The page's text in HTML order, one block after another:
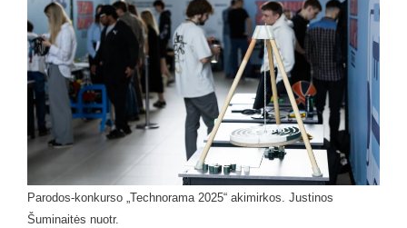
Parodos-konkurso „Technorama 2025“ akimirkos. Justinos
Šuminaitės nuotr.